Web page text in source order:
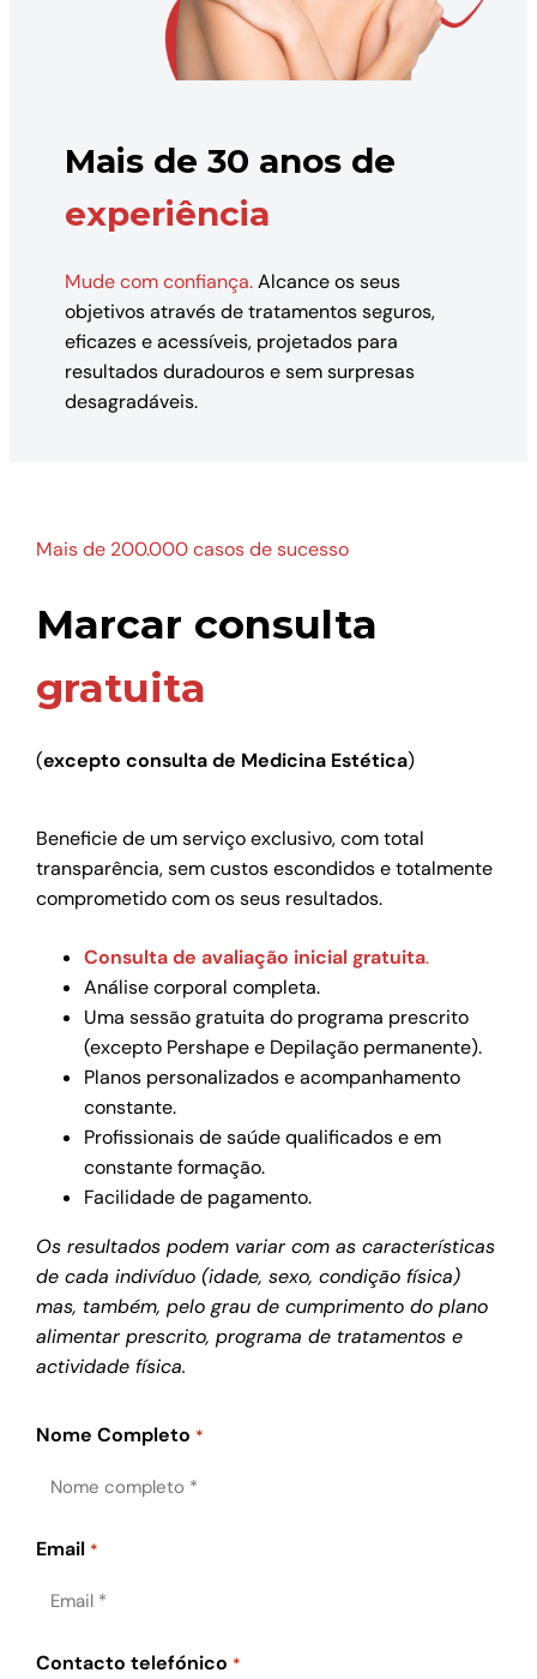
Mais de 30 anos de
experiência
Mude com confiança.Alcance os seus
objetivos através de tratamentos seguros,
eficazes e acessíveis, projetados para
resultados duradouros e sem surpresas
desagradáveis.
Mais de 200.000 casos de sucesso
Marcar consulta
gratuita
(excepto consulta de Medicina Estética)
Beneficie de um serviço exclusivo, com total
transparência, sem custos escondidos e totalmente
comprometido com os seus resultados.
Consulta de avaliação inicial gratuita.
Análise corporal completa.
Uma sessão gratuita do programa prescrito
(excepto Pershape e Depilação permanente).
Planos personalizados e acompanhamento
constante.
Profissionais de saúde qualificados e em
constante formação.
Facilidade de pagamento.
Os resultados podem variar com as características
de cada indivíduo (idade, sexo, condição física)
mas, também, pelo grau de cumprimento do plano
alimentar prescrito, programa de tratamentos e
actividade física.
Nome Completo *
Email *
Contacto telefónico *